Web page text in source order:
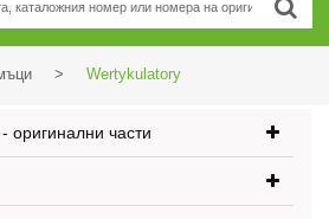
> Wertykulatory
оригинални части